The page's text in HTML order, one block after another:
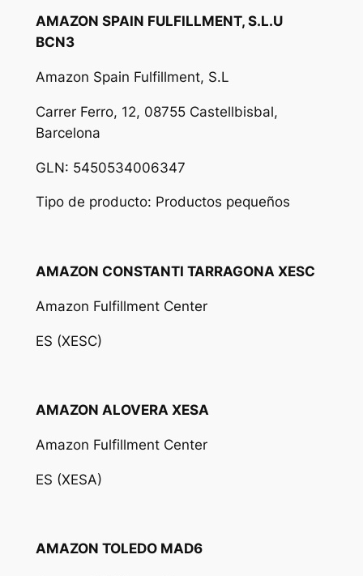
AMAZON SPAIN FULFILLMENT, S.L.U
BCN3
Amazon Spain Fulfillment, S.L
Carrer Ferro, 12, 08755 Castellbisbal,
Barcelona
GLN: 5450534006347
Tipo de producto: Productos pequeños
AMAZON CONSTANTI TARRAGONA XESC
Amazon Fulfillment Center
ES (XESC)
AMAZON ALOVERA XESA
Amazon Fulfillment Center
ES (XESA)
AMAZON TOLEDO MAD6